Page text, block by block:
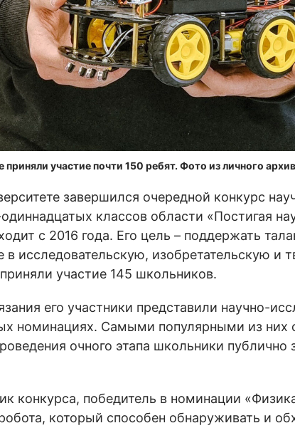
приняли участие почти 150 ребят. Фото из личного
завершился очередной конкурс
классов области «Постигая
с 2016 года. Его цель – поддержать
исследовательскую, изобретательскую и
участие 145 школьников.
его участники представили научно-
номинациях. Самыми популярными из них
очного этапа школьники
конкурса, победитель в номинации
который способен обнаруживать и